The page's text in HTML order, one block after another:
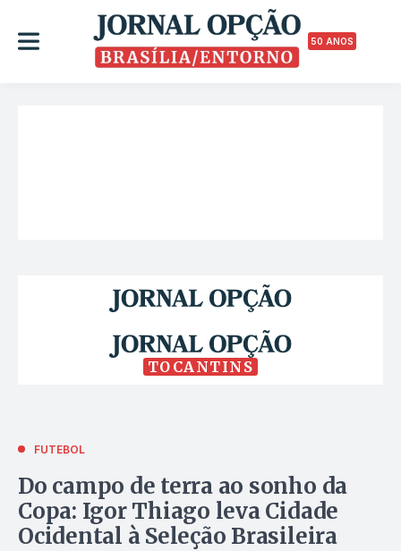
50 ANOS
TOCANTINS
FUTEBOL
Do campo de terra ao sonho da
Copa: Igor Thiago leva Cidade
Ocidental à Seleção Brasileira